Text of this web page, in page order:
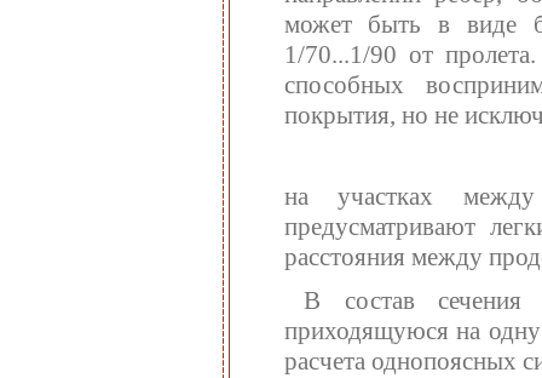
может быть в виде
1/70...1/90 от
способных
покрытия, но не
на участках
предусматривают
расстояния между
В состав сечения
приходящуюся на одну
расчета однопоясных